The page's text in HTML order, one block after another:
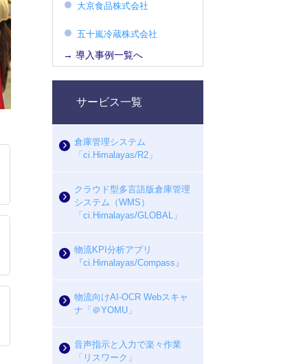
大京食品株式会社
五十嵐冷蔵株式会社
→ 導入事例一覧へ
サービス一覧
倉庫管理システム
「ci.Himalayas/R2」
クラウド型多言語版倉庫管理
システム（WMS）
「ci.Himalayas/GLOBAL」
物流KPI分析アプリ
『ci.Himalayas/Compass』
物流向けAI-OCR Webスキャ
ナ「＠YOMU」
音声指示と入力で楽々作業
「リスワーク」